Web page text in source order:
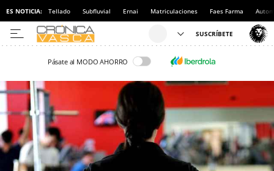
ES NOTICIA: Tellado Subfluvial Ernai Matriculaciones Faes Farma
Pásate al MODO AHORRO